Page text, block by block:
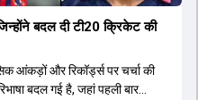
बदल दी टी20 क्रिकेट की
आंकड़ों और रिकॉर्ड्स पर चर्चा की
बदल गई है, जहां पहली बार